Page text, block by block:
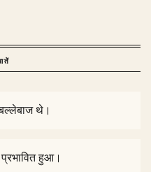
थे।
हुआ।